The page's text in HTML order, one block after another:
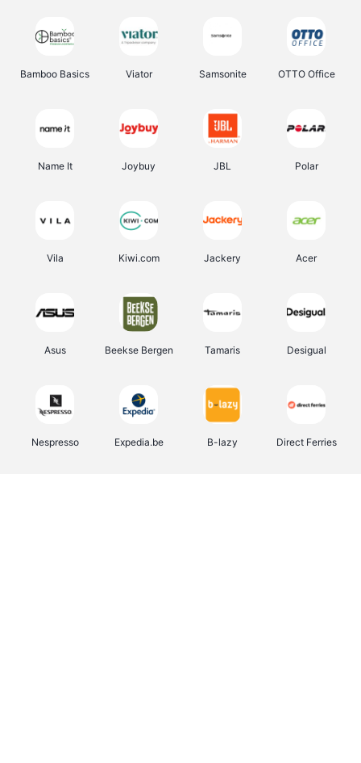
Bamboo Basics Viator Samsonite OTTO Office
Name It Joybuy JBL Polar
Vila Kiwi.com Jackery Acer
Asus Beekse Bergen Tamaris Desigual
Nespresso Expedia.be B-lazy Direct Ferries